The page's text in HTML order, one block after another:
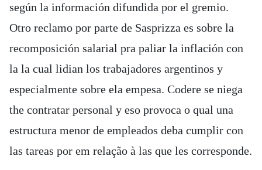
según la información difundida por el gremio.
Otro reclamo por parte de Sasprizza es sobre la
recomposición salarial pra paliar la inflación con
la la cual lidian los trabajadores argentinos y
especialmente sobre ela empesa. Codere se niega
the contratar personal y eso provoca o qual una
estructura menor de empleados deba cumplir con
las tareas por em relação à las que les corresponde.